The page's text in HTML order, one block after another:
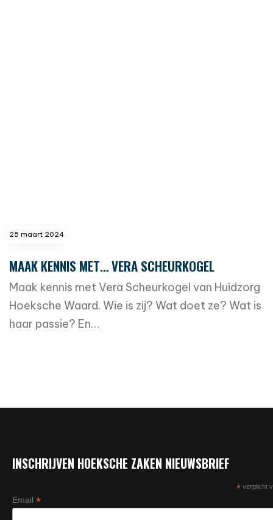
25 maart 2024
MAAK KENNIS MET… VERA SCHEURKOGEL
Maak kennis met Vera Scheurkogel van Huidzorg
Hoeksche Waard. Wie is zij? Wat doet ze? Wat is
haar passie? En…
INSCHRIJVEN HOEKSCHE ZAKEN NIEUWSBRIEF
*verplicht
Email *